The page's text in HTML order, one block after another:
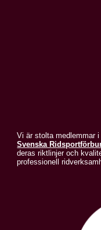
Vi är stolta medlemmar i
Svenska
deras riktlinjer och
professionell